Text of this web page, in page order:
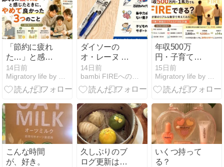
「節約に疲れ
た…」と感じ
たときに、や
めて良かった
3つのこと
14日前
ダイソーの
オ・レーヌ シ
ャーペン本音
検証！折れな
い太めグリッ
もおすすめ
14日前
bambi FIREへの道 ブログアフィリエイト編
年収500万
円・子育て1
馬力でもFIRE
できる？我が
家のリアルな
みた
15日前
こんな時間
が、好き。
久しぶりのブ
ログ更新は
いくつ持って
る？